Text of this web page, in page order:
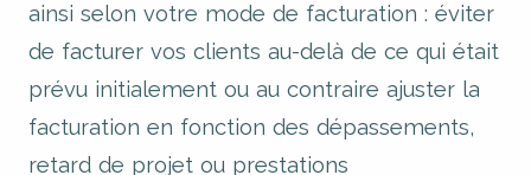
ainsi selon votre mode de facturation : éviter
de facturer vos clients au-delà de ce qui était
prévu initialement ou au contraire ajuster la
facturation en fonction des dépassements,
retard de projet ou prestations